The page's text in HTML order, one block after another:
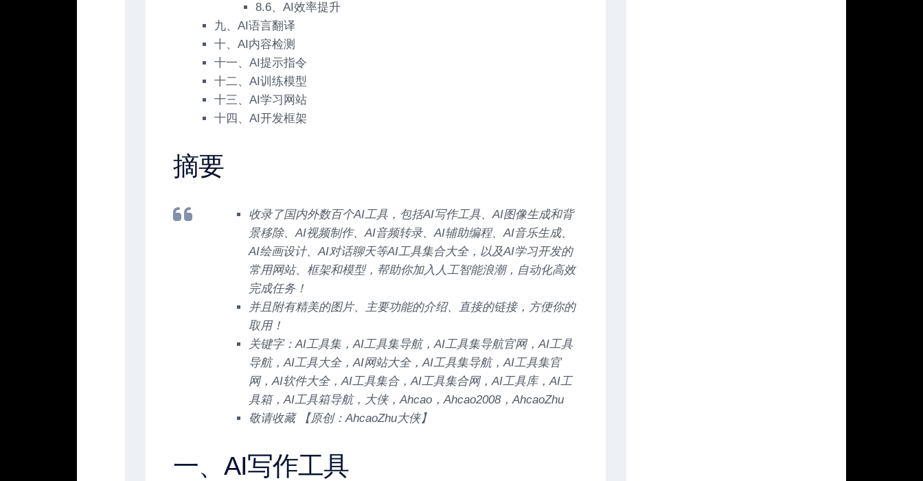
8.6、AI效率提升
九、AI语言翻译
十、AI内容检测
十一、AI提示指令
十二、AI训练模型
十三、AI学习网站
十四、AI开发框架
摘要
收录了国内外数百个AI工具，包括AI写作工具、AI图像生成和背
景移除、AI视频制作、AI音频转录、AI辅助编程、AI音乐生成、
AI绘画设计、AI对话聊天等AI工具集合大全，以及AI学习开发的
常用网站、框架和模型，帮助你加入人工智能浪潮，自动化高效
完成任务！
并且附有精美的图片、主要功能的介绍、直接的链接，方便你的
取用！
关键字：AI工具集，AI工具集导航，AI工具集导航官网，AI工具
导航，AI工具大全，AI网站大全，AI工具集导航，AI工具集官
网，AI软件大全，AI工具集合，AI工具集合网，AI工具库，AI工
具箱，AI工具箱导航，大侠，Ahcao，Ahcao2008，AhcaoZhu
敬请收藏 【原创：AhcaoZhu大侠】
一、AI写作工具